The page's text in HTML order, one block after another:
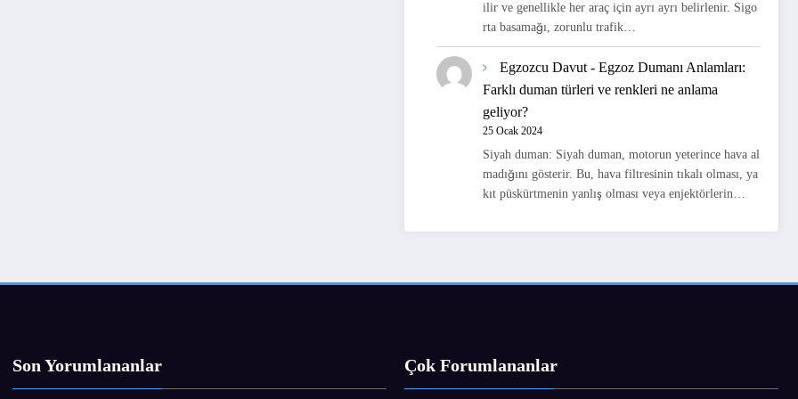
ilir ve genellikle her araç için ayrı ayrı belirlenir. Sigo
rta basamağı, zorunlu trafik…
Egzozcu Davut-Egzoz Dumanı Anlamları:
Farklı duman türleri ve renkleri ne anlama
geliyor?
25 Ocak 2024
Siyah duman: Siyah duman, motorun yeterince hava al
madığını gösterir. Bu, hava filtresinin tıkalı olması, ya
kıt püskürtmenin yanlış olması veya enjektörlerin…
Son Yorumlananlar Çok Forumlananlar